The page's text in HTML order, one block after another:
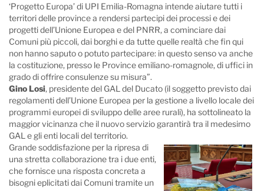
‘Progetto Europa’ di UPI Emilia-Romagna intende aiutare tutti i
territori delle province a rendersi partecipi dei processi e dei
progetti dell’Unione Europea e del PNRR, a cominciare dai
Comuni più piccoli, dai borghi e da tutte quelle realtà che fin qui
non hanno saputo o potuto partecipare: in questo senso va anche
la costituzione, presso le Province emiliano-romagnole, di uffici in
grado di offrire consulenze su misura”.
Gino Losi, presidente del GAL del Ducato (il soggetto previsto dai
regolamenti dell’Unione Europea per la gestione a livello locale dei
programmi europei di sviluppo delle aree rurali), ha sottolineato la
maggior vicinanza che il nuovo servizio garantirà tra il medesimo
GAL e gli enti locali del territorio.
Grande soddisfazione per la ripresa di
una stretta collaborazione tra i due enti,
che fornisce una risposta concreta a
bisogni eplicitati dai Comuni tramite un